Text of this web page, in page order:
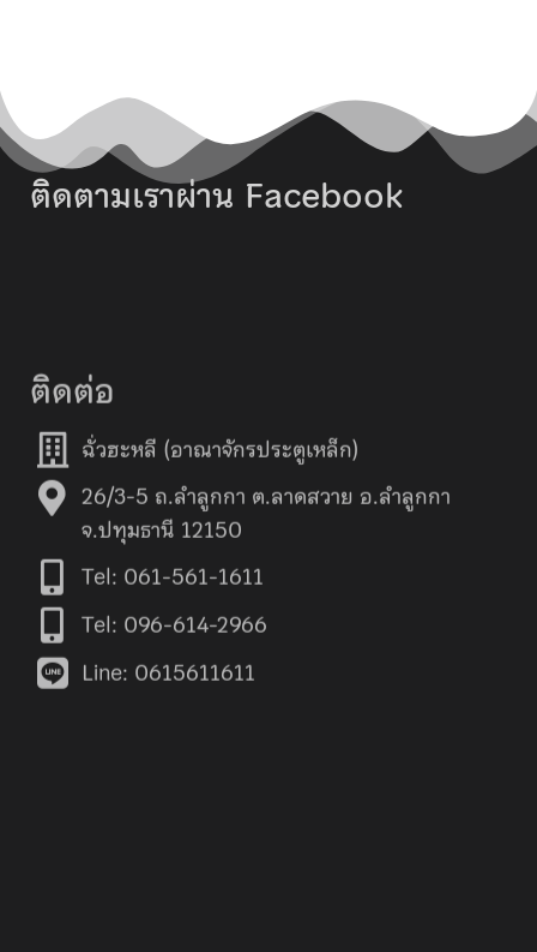
ติดตามเราผ่าน Facebook
ติดต่อ
26/3-5 ถ.ลำลูกกา ต.ลาดสวาย อ.ลำลูกกา
จ.ปทุมธานี 12150
Tel: 061-561-1611
Tel: 096-614-2966
Line: 0615611611